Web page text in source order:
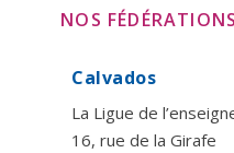
NOS
Calvados
La Ligue de
16, rue de la Girafe